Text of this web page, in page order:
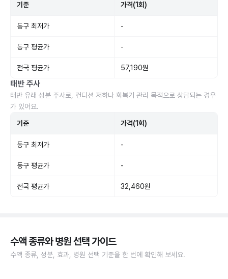
기준 가격(1회)
동구 최저가 -
동구 평균가 -
전국 평균가 57,190원
태반 주사
태반 유래 성분 주사로, 컨디션 저하나 회복기 관리 목적으로 상담되는 경우
가 있어요.
기준 가격(1회)
동구 최저가 -
동구 평균가 -
전국 평균가 32,460원
수액 종류와 병원 선택 가이드
수액 종류, 성분, 효과, 병원 선택 기준을 한 번에 확인해 보세요.